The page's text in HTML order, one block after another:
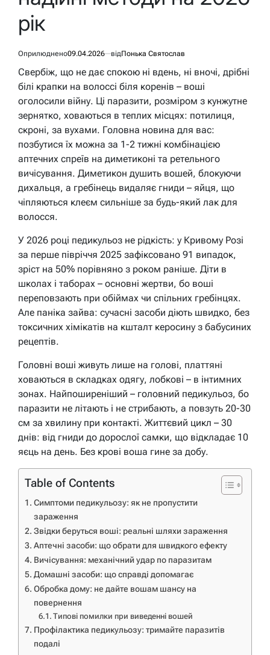
рік
Оприлюднено09.04.2026 відПонька Святослав
Свербіж, що не дає спокою ні вдень, ні вночі, дрібні
білі крапки на волоссі біля коренів – воші
оголосили війну. Ці паразити, розміром з кунжутне
зернятко, ховаються в теплих місцях: потилиця,
скроні, за вухами. Головна новина для вас:
позбутися їх можна за 1-2 тижні комбінацією
аптечних спреїв на диметиконі та ретельного
вичісування. Диметикон душить вошей, блокуючи
дихальця, а гребінець видаляє гниди – яйця, що
чіпляються клеєм сильніше за будь-який лак для
волосся.
У 2026 році педикульоз не рідкість: у Кривому Розі
за перше півріччя 2025 зафіксовано 91 випадок,
зріст на 50% порівняно з роком раніше. Діти в
школах і таборах – основні жертви, бо воші
переповзають при обіймах чи спільних гребінцях.
Але паніка зайва: сучасні засоби діють швидко, без
токсичних хімікатів на кшталт керосину з бабусиних
рецептів.
Головні воші живуть лише на голові, платтяні
ховаються в складках одягу, лобкові – в інтимних
зонах. Найпоширеніший – головний педикульоз, бо
паразити не літають і не стрибають, а повзуть 20-30
см за хвилину при контакті. Життєвий цикл – 30
днів: від гниди до дорослої самки, що відкладає 10
яєць на день. Без крові воша гине за добу.
Table of Contents
Симптоми педикульозу: як не пропустити
зараження
Звідки беруться воші: реальні шляхи зараження
Аптечні засоби: що обрати для швидкого ефекту
Вичісування: механічний удар по паразитам
Домашні засоби: що справді допомагає
Обробка дому: не дайте вошам шансу на
повернення
Типові помилки при виведенні вошей
Профілактика педикульозу: тримайте паразитів
подалі